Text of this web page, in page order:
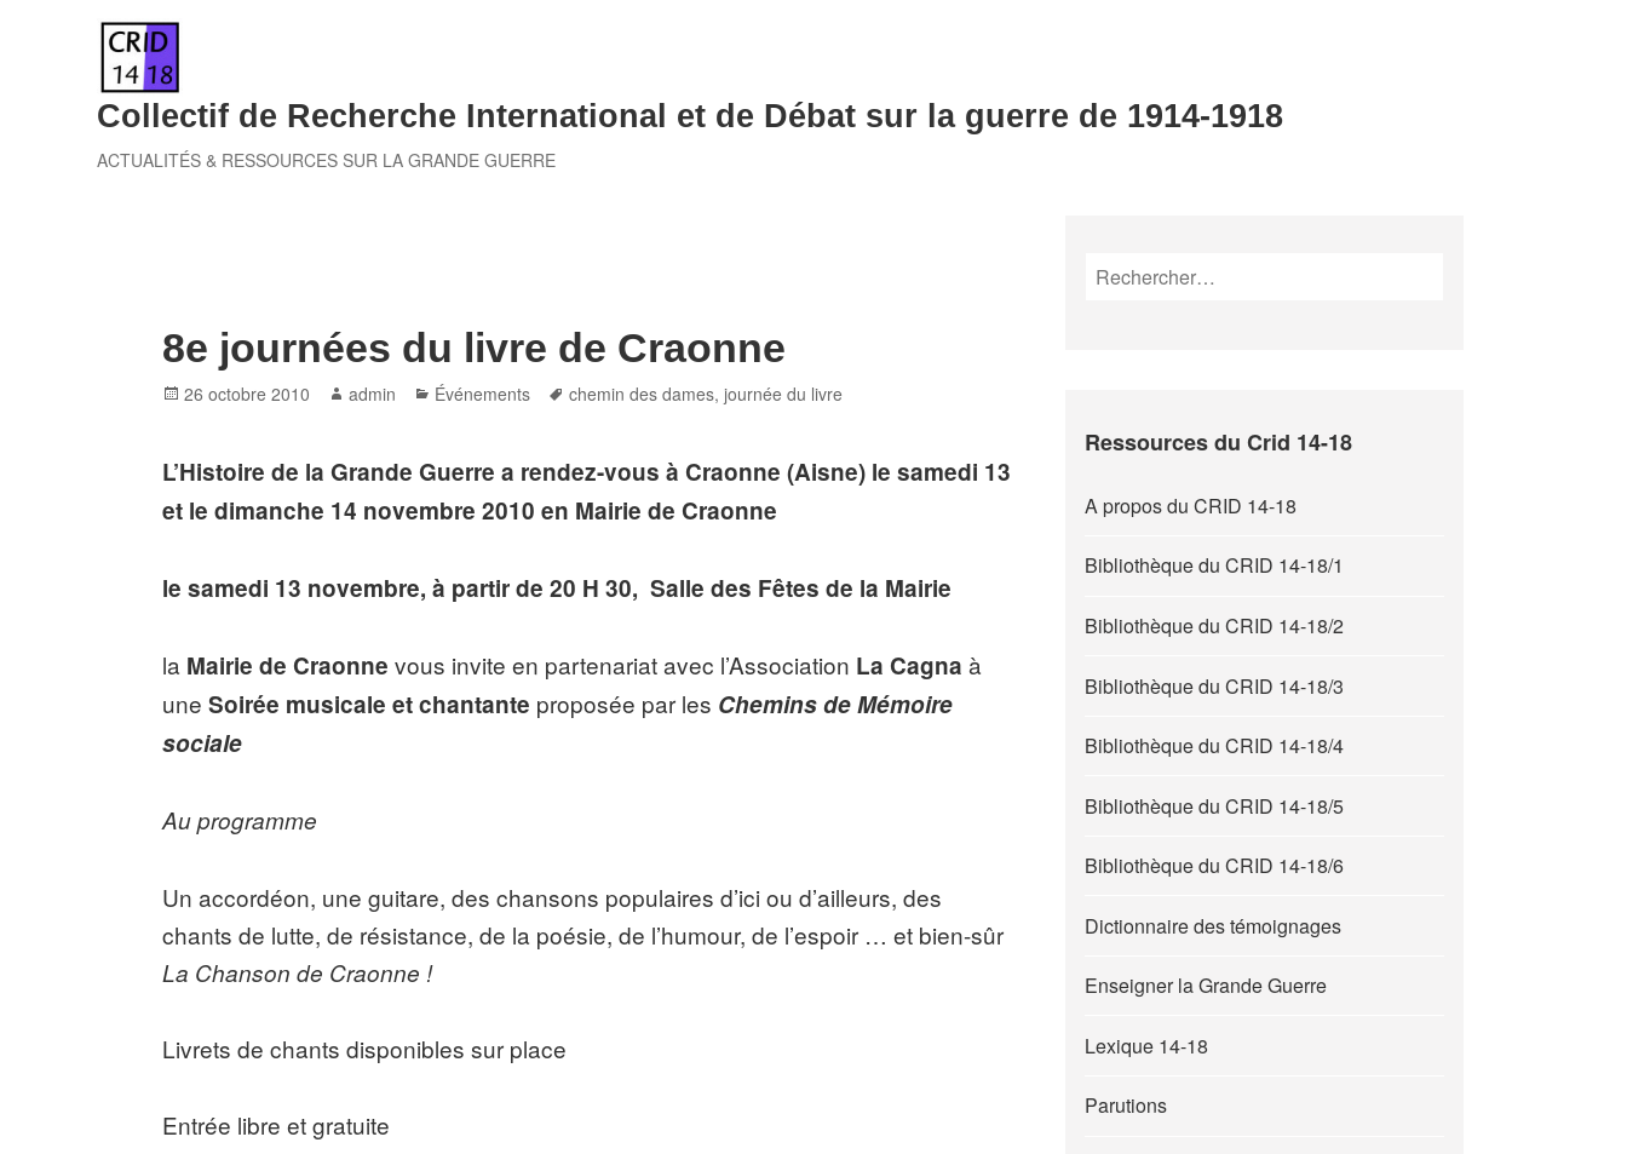
Collectif de Recherche International et de Débat sur la guerre de 1914-1918
ACTUALITÉS & RESSOURCES SUR LA GRANDE GUERRE
8e journées du livre de Craonne
Posted
26 octobre 2010 Author
admin Categories
Événements Tags
chemin des dames,journée du livre
L’Histoire de la Grande Guerre a rendez-vous à Craonne (Aisne) le samedi 13
et le dimanche 14 novembre 2010 en Mairie de Craonne
le samedi 13 novembre,à partir de 20 H 30, Salle des Fêtes de la Mairie
la Mairie de Craonnevous invite en partenariat avec l’Association La Cagnaà
uneSoirée musicale et chantante proposée par les Chemins de Mémoire
sociale
Au programme
Un accordéon, une guitare, des chansons populaires d’ici ou d’ailleurs, des
chants de lutte, de résistance, de la poésie, de l’humour, de l’espoir … et bien-sûr
La Chanson de Craonne !
Livrets de chants disponibles sur place
Entrée libre et gratuite
Rechercher :
Ressources du Crid 14-18
A propos du CRID 14-18
Bibliothèque du CRID 14-18/1
Bibliothèque du CRID 14-18/2
Bibliothèque du CRID 14-18/3
Bibliothèque du CRID 14-18/4
Bibliothèque du CRID 14-18/5
Bibliothèque du CRID 14-18/6
Dictionnaire des témoignages
Enseigner la Grande Guerre
Lexique 14-18
Parutions